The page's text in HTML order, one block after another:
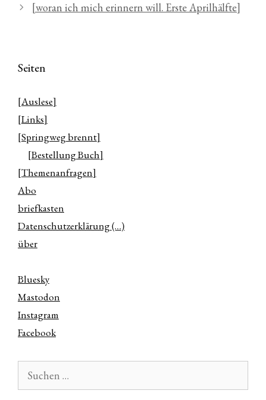
[woran ich mich erinnern will. Erste Aprilhälfte]
Seiten
[Auslese]
[Links]
[Springweg brennt]
[Bestellung Buch]
[Themenanfragen]
Abo
briefkasten
Datenschutzerklärung (…)
über
Bluesky
Mastodon
Instagram
Facebook
nach: